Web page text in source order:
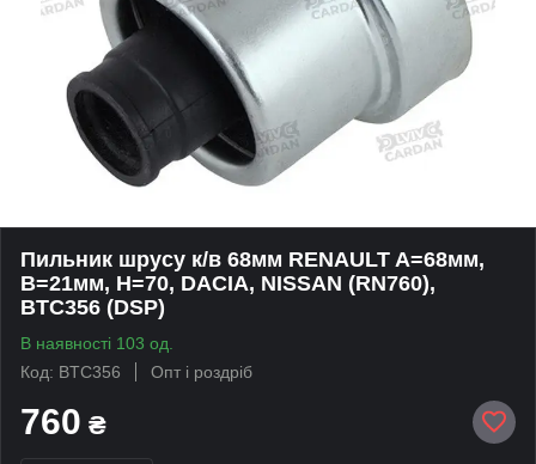
Пильник шрусу к/в 68мм RENAULT A=68мм,
B=21мм, H=70, DACIA, NISSAN (RN760),
BTC356 (DSP)
В наявності 103 од.
Код: BTC356
Опт і роздріб
760 ₴